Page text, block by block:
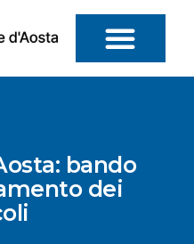
bando
dei